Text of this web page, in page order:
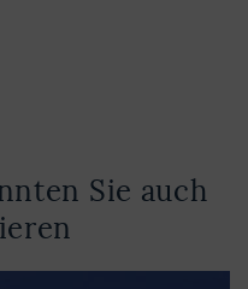
Sie auch